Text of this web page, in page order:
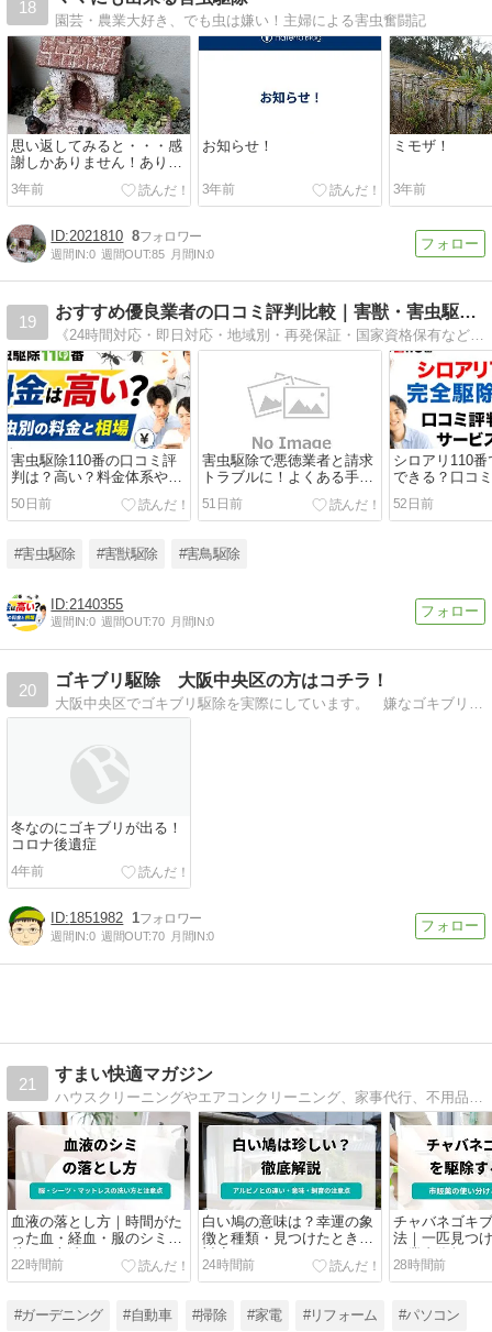
18
園芸・農業大好き、でも虫は嫌い！主婦による害虫奮闘記
思い返してみると・・・感
謝しかありません！ありが
とうございました！
3年前
お知らせ！
3年前
ミモザ！
3年前
2021810 8
週間IN:0 週間OUT:85 月間IN:0
19
おすすめ優良業者の口コミ評判比較｜害獣・害虫駆除相談所
《24時間対応・即日対応・地域別・再発保証・国家資格保有など》害獣・害虫駆除のおすすめ優良業者を料金価格や評判口コミなどから徹底比較。業者の選び方やから平均相場、どこに相談したらいいのかが地域別にわかります。
害虫駆除110番の口コミ評
判は？高い？料金体系やサ
ービスを解説
50日前
害虫駆除で悪徳業者と請求
トラブルに！よくある手口
と選び方を解説
51日前
シロアリ110
できる？口コ
金、サービス
52日前
#害虫駆除 #害獣駆除 #害鳥駆除
2140355
週間IN:0 週間OUT:70 月間IN:0
20
ゴキブリ駆除 大阪中央区の方はコチラ！
冬なのにゴキブリが出る！
コロナ後遺症
4年前
1851982 1
週間IN:0 週間OUT:70 月間IN:0
21
すまい快適マガジン
血液の落とし方｜時間がた
った血・経血・服のシミを
落とす方法
22時間前
白い鳩の意味は？幸運の象
徴と種類・見つけたときの
対応
24時間前
チャバネゴキ
法｜一匹見つ
と業者依頼の
28時間前
#ガーデニング #自動車 #掃除 #家電 #リフォーム #パソコン